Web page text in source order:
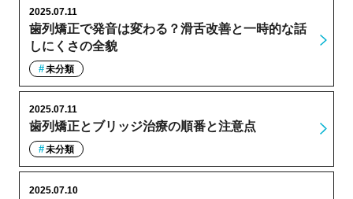
歯列矯正で発音は変わる？滑舌改善と一時的な話
しにくさの全貌
2025.07.11
未分類
歯列矯正とブリッジ治療の順番と注意点
2025.07.11
未分類
2025.07.10